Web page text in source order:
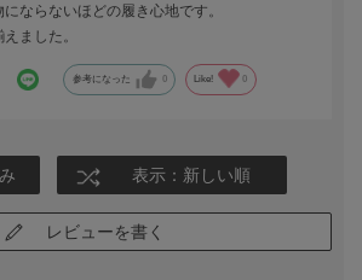
ならないほどの履き心地です。
ました。
参考になった 0 Like! 0
表示：新しい順
レビューを書く